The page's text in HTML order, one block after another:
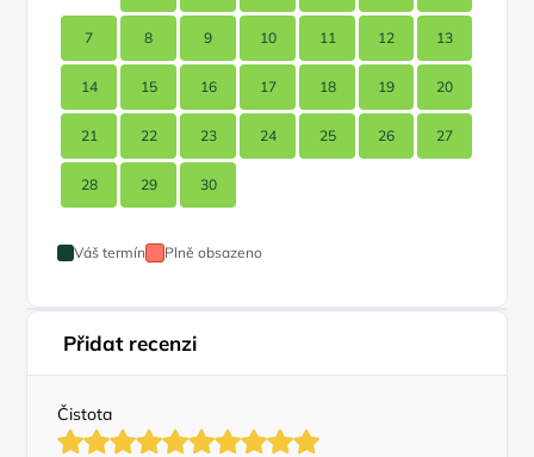
7 8 9 10 11 12 13
14 15 16 17 18 19 20
21 22 23 24 25 26 27
28 29 30
Váš termín Plně obsazeno
Přidat recenzi
Čistota